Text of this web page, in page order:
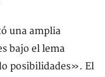
una amplia
bajo el lema
posibilidades». El